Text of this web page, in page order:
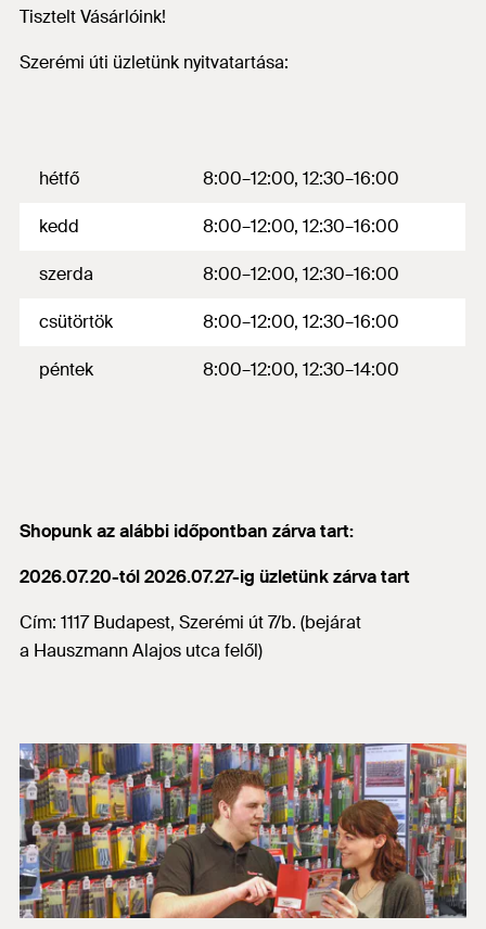
Tisztelt Vásárlóink!
Szerémi úti üzletünk nyitvatartása:
hétfő 8:00–12:00, 12:30–16:00
kedd 8:00–12:00, 12:30–16:00
szerda 8:00–12:00, 12:30–16:00
csütörtök 8:00–12:00, 12:30–16:00
péntek 8:00–12:00, 12:30–14:00
Shopunk az alábbi időpontban zárva tart:
2026.07.20-tól 2026.07.27-ig üzletünk zárva tart
Cím: 1117 Budapest, Szerémi út 7/b. (bejárat
a Hauszmann Alajos utca felől)